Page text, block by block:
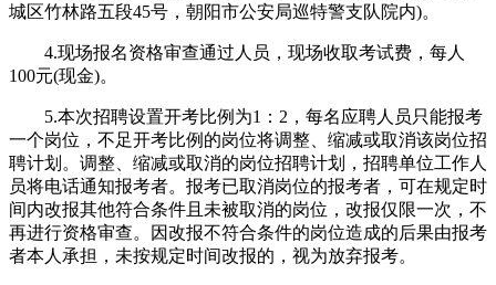
城区竹林路五段45号，朝阳市公安局巡特警支队院内)。
4.现场报名资格审查通过人员，现场收取考试费，每人
100元(现金)。
5.本次招聘设置开考比例为1：2，每名应聘人员只能报考
一个岗位，不足开考比例的岗位将调整、缩减或取消该岗位招
聘计划。调整、缩减或取消的岗位招聘计划，招聘单位工作人
员将电话通知报考者。报考已取消岗位的报考者，可在规定时
间内改报其他符合条件且未被取消的岗位，改报仅限一次，不
再进行资格审查。因改报不符合条件的岗位造成的后果由报考
者本人承担，未按规定时间改报的，视为放弃报考。